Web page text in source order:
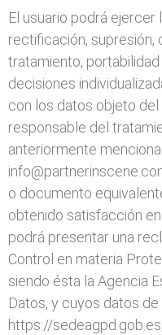
El usuario podrá
rectificación, supresión,
tratamiento,
decisiones
con los datos objeto del
responsable del
anteriormente
o documento
obtenido satisfacción
podrá presentar una
Control en materia
siendo ésta la Agencia
Datos, y cuyos datos
https://